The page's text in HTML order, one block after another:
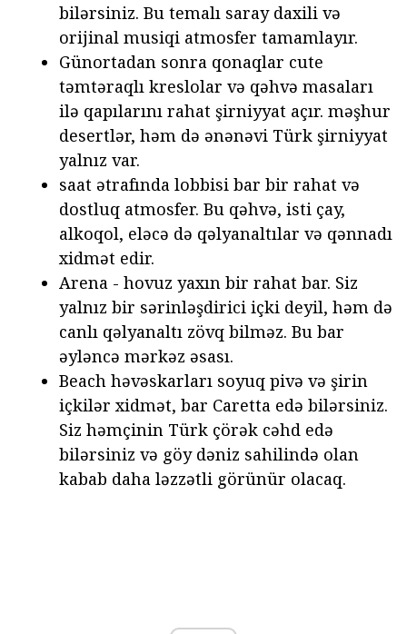
bilərsiniz. Bu temalı saray daxili və
orijinal musiqi atmosfer tamamlayır.
Günortadan sonra qonaqlar cute
təmtəraqlı kreslolar və qəhvə masaları
ilə qapılarını rahat şirniyyat açır. məşhur
desertlər, həm də ənənəvi Türk şirniyyat
yalnız var.
saat ətrafında lobbisi bar bir rahat və
dostluq atmosfer. Bu qəhvə, isti çay,
alkoqol, eləcə də qəlyanaltılar və qənnadı
xidmət edir.
Arena - hovuz yaxın bir rahat bar. Siz
yalnız bir sərinləşdirici içki deyil, həm də
canlı qəlyanaltı zövq bilməz. Bu bar
əyləncə mərkəz əsası.
Beach həvəskarları soyuq pivə və şirin
içkilər xidmət, bar Caretta edə bilərsiniz.
Siz həmçinin Türk çörək cəhd edə
bilərsiniz və göy dəniz sahilində olan
kabab daha ləzzətli görünür olacaq.